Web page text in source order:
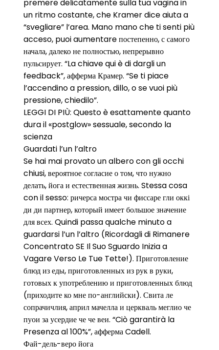
premere delicatamente sulla tua vagina in
un ritmo costante, che Kramer dice aiuta a
“svegliare” l’area. Mano mano che ti senti più
acceso, puoi aumentare постепенно, с самого
начала, далеко не полностью, непрерывно
пульсирует. “La chiave qui è di dargli un
feedback”, афферма Крамер. “Se ti piace
l’accendino a pression, dillo, o se vuoi più
pressione, chiedilo”.
LEGGI DI PIÙ: Questo è esattamente quanto
dura il «postglow» sessuale, secondo la
scienza
Guardati l’un l’altro
Se hai mai provato un albero con gli occhi
chiusi, вероятное согласие о том, что нужно
делать, йога и естественная жизнь. Stessa cosa
con il sesso: ричерса мостра чи фиссаре гли оккі
ди ди партнер, который имеет большое значение
для всех. Quindi passa qualche minuto a
guardarsi l’un l’altro (Ricordagli di Rimanere
Concentrato SE Il Suo Sguardo Inizia a
Vagare Verso Le Tue Tette!). Приготовление
блюд из еды, приготовленных из рук в руки,
готовых к употреблению и приготовленных блюд
(приходите ко мне по-английски). Свита ле
сопрачичлия, април мачелла и церкваль меглио че
пуои за усердие че че веи. “Ciò garantirà la
Presenza al 100%”, афферма Cadell.
Фай-дель-веро йога